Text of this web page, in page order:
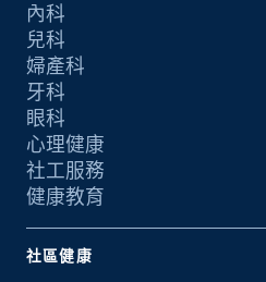
內科
兒科
婦產科
牙科
眼科
心理健康
社工服務
健康教育
社區健康